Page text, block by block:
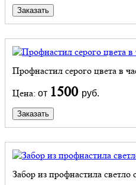
Заказать
Профнастил серого цвета в
Цена: от 1500 руб.
Заказать
Забор из профнастила светло